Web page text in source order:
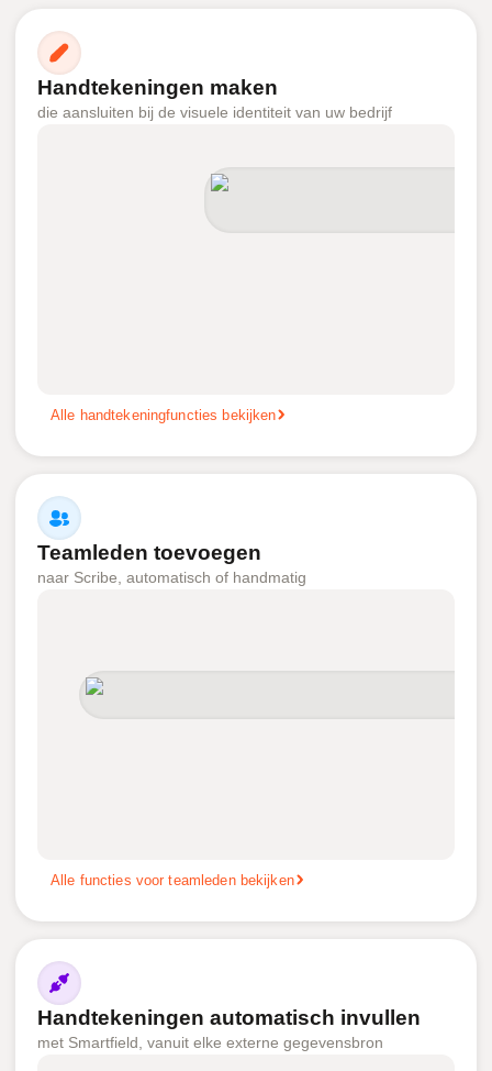
Handtekeningen maken
die aansluiten bij de visuele identiteit van uw bedrijf
Alle handtekeningfuncties bekijken
Teamleden toevoegen
naar Scribe, automatisch of handmatig
Alle functies voor teamleden bekijken
Handtekeningen automatisch invullen
met Smartfield, vanuit elke externe gegevensbron